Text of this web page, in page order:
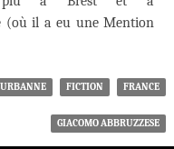
(où il a eu une Mention
FICTION FRANCE
GIACOMO ABBRUZZESE